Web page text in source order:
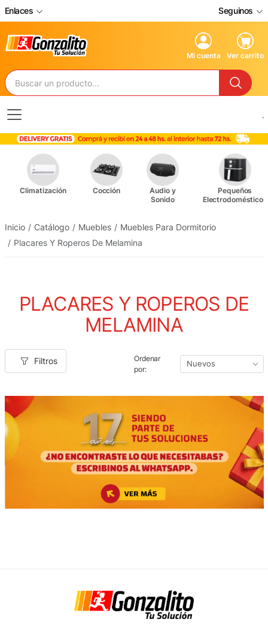
Enlaces Seguinos
Mi cuenta Ver carrito
.
Climatización Cocción
Audio y
Sonido
Pequeños
Electrodomésticos
Inicio Catálogo Muebles
Muebles Para Dormitorio
Placares Y Roperos De Melamina
PLACARES Y ROPEROS DE
MELAMINA
Filtros
Ordenar
por: